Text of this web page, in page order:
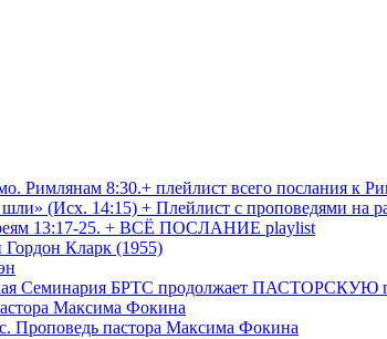
Римлянам 8:30.+ плейлист всего послания к
(Исх. 14:15) + Плейлист с проповедями на
13:17-25. + ВСЁ ПОСЛАНИЕ playlist
Кларк (1955)
Семинария БРТС продолжает
Максима Фокина
Проповедь пастора Максима Фокина